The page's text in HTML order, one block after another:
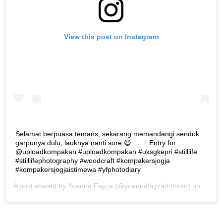
View this post on Instagram
Selamat berpuasa temans, sekarang memandangi sendok
garpunya dulu, lauknya nanti sore 😄 . . . . Entry for
@uploadkompakan #uploadkompakan #uksgkepri #stilllife
#stilllifephotography #woodcraft #kompakersjogja
#kompakersjogjaistimewa #yfphotodiary
A post shared by Yoanna Fayza (@yoannafayzadotcom) on May